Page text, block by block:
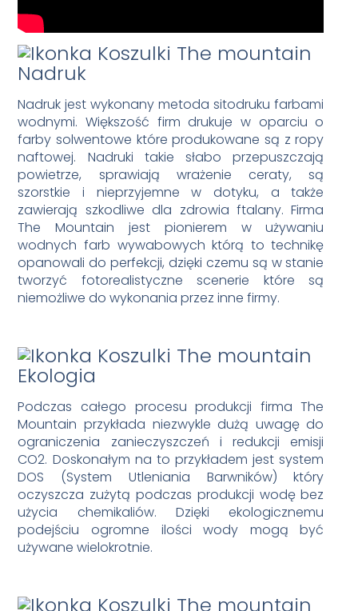
Nadruk
Nadruk jest wykonany metoda sitodruku farbami
wodnymi. Większość firm drukuje w oparciu o
farby solwentowe które produkowane są z ropy
naftowej. Nadruki takie słabo przepuszczają
powietrze, sprawiają wrażenie ceraty, są
szorstkie i nieprzyjemne w dotyku, a także
zawierają szkodliwe dla zdrowia ftalany. Firma
The Mountain jest pionierem w używaniu
wodnych farb wywabowych którą to technikę
opanowali do perfekcji, dzięki czemu są w stanie
tworzyć fotorealistyczne scenerie które są
niemożliwe do wykonania przez inne firmy.
Ekologia
Podczas całego procesu produkcji firma The
Mountain przykłada niezwykle dużą uwagę do
ograniczenia zanieczyszczeń i redukcji emisji
CO2. Doskonałym na to przykładem jest system
DOS (System Utleniania Barwników) który
oczyszcza zużytą podczas produkcji wodę bez
użycia chemikaliów. Dzięki ekologicznemu
podejściu ogromne ilości wody mogą być
używane wielokrotnie.